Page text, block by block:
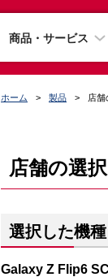
商品・サービス
ホーム 製品 店舗
店舗の選択
選択した機
Galaxy Z Flip6